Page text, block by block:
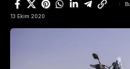
13 Ekim 2020